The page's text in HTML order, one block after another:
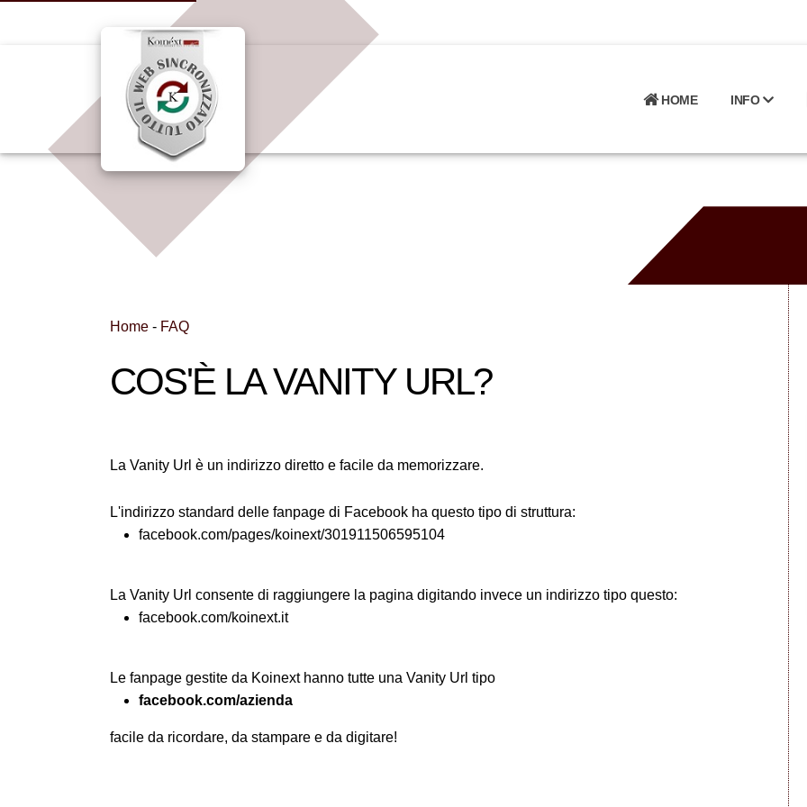
HOME INFO
Home - FAQ
COS'È LA VANITY URL?
La Vanity Url è un indirizzo diretto e facile da memorizzare.
L'indirizzo standard delle fanpage di Facebook ha questo tipo di struttura:
facebook.com/pages/koinext/301911506595104
La Vanity Url consente di raggiungere la pagina digitando invece un indirizzo tipo questo:
facebook.com/koinext.it
Le fanpage gestite da Koinext hanno tutte una Vanity Url tipo
facebook.com/azienda
facile da ricordare, da stampare e da digitare!